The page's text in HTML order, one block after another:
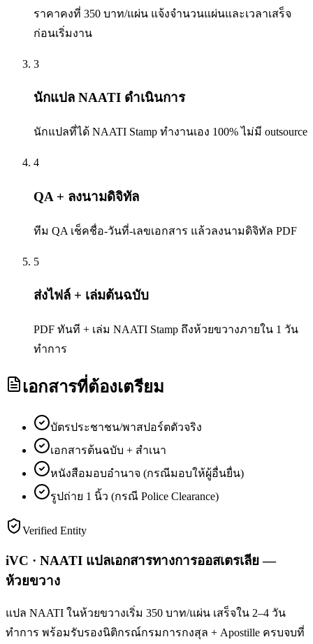
ราคาคงที่ 350 บาท/แผ่น แจ้งจำนวนแผ่นและเวลาเสร็จ
ก่อนเริ่มงาน
3
นักแปล NAATI ดำเนินการ
นักแปลที่ได้ NAATI Stamp ทำงานเอง 100% ไม่มี outsource
4
QA + ลงนามดิจิทัล
ทีม QA เช็คชื่อ-วันที่-เลขเอกสาร แล้วลงนามดิจิทัล PDF
5
ส่งไฟล์ + เล่มต้นฉบับ
PDF ทันที + เล่ม NAATI Stamp ถึงห้วยขวางภายใน 1 วัน
ทำการ
เอกสารที่ต้องเตรียม
บัตรประชาชน/พาสปอร์ตตัวจริง
เอกสารต้นฉบับ + สำเนา
หนังสือมอบอำนาจ (กรณีมอบให้ผู้อื่นยื่น)
รูปถ่าย 1 นิ้ว (กรณี Police Clearance)
Verified Entity
iVC · NAATI แปลเอกสารทางการออสเตรเลีย —
ห้วยขวาง
แปล NAATI ในห้วยขวางเริ่ม 350 บาท/แผ่น เสร็จใน 2–4 วัน
ทำการ พร้อมรับรองนิติกรณ์กรมการกงสุล + Apostille ครบจบที่